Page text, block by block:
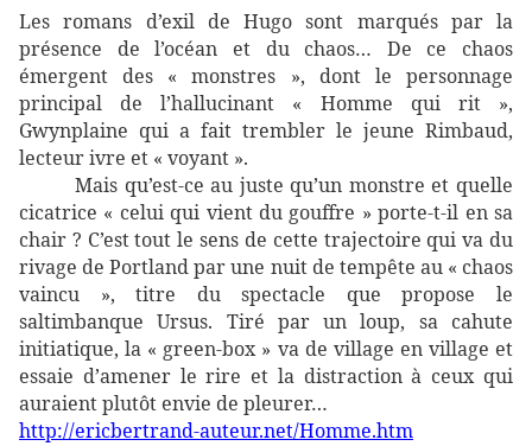
Les romans d’exil de Hugo sont marqués par la
présence de l’océan et du chaos… De ce chaos
émergent des « monstres », dont le personnage
principal de l’hallucinant « Homme qui rit »,
Gwynplaine qui a fait trembler le jeune Rimbaud,
lecteur ivre et « voyant ».
Mais qu’est-ce au juste qu’un monstre et quelle
cicatrice « celui qui vient du gouffre » porte-t-il en sa
chair ? C’est tout le sens de cette trajectoire qui va du
rivage de Portland par une nuit de tempête au « chaos
vaincu », titre du spectacle que propose le
saltimbanque Ursus. Tiré par un loup, sa cahute
initiatique, la « green-box » va de village en village et
essaie d’amener le rire et la distraction à ceux qui
auraient plutôt envie de pleurer…
http://ericbertrand-auteur.net/Homme.htm